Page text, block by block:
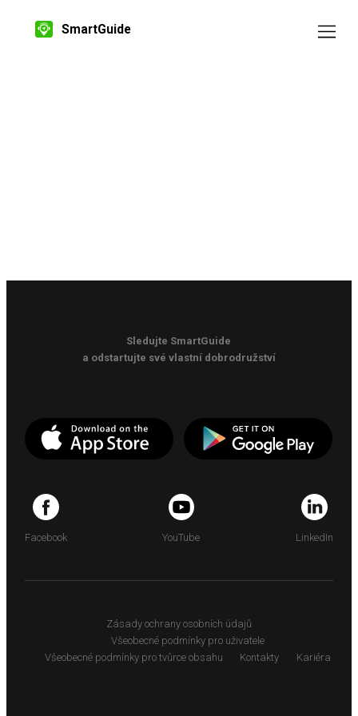
SmartGuide
Sledujte SmartGuide
a odstartujte své vlastní dobrodružství
Facebook YouTube LinkedIn
Zásady ochrany osobních údajů
Všeobecné podmínky pro uživatele
Všeobecné podmínky pro tvůrce obsahu
Kontakty Kariéra